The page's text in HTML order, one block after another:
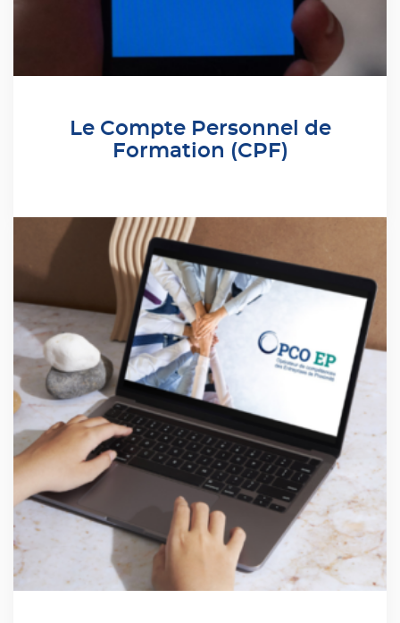
Le Compte Personnel de
Formation (CPF)